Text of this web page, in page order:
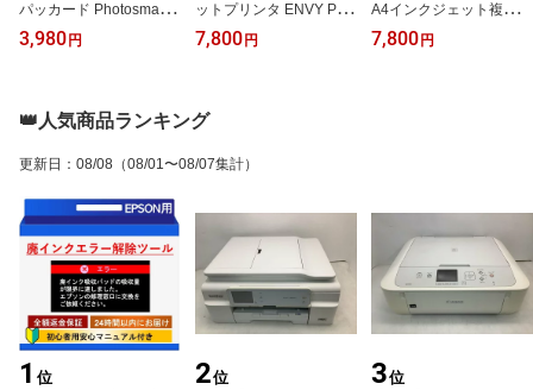
パッカード Photosmart 2
575 All-in-One
3,980 円
ットプリンタ ENVY Phot
o 7822/Y0G43D#ABJ
7,800 円
A4インクジェット複合機
ENVY Pro 6420
7,800 円
👑人気商品ランキング
更新日 ： 08/08 （08/01〜08/07集計）
1 位 2位 3位